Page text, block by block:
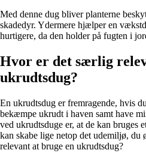
Med denne dug bliver planterne
skadedyr. Ydermere hjælper en
hurtigere, da den holder på fugten i
Hvor er det særlig
ukrudtsdug?
En ukrudtsdug er fremragende, hvis
bekæmpe ukrudt i haven samt have
ved ukrudtsduge er, at de kan bruges
kan skabe lige netop det udemiljø,
relevant at bruge en ukrudtsdug?